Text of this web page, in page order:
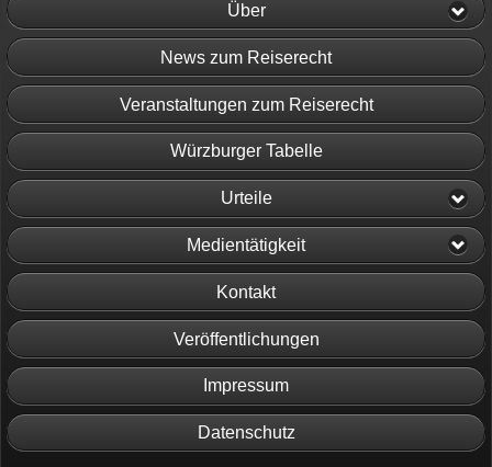
Über
News zum Reiserecht
Veranstaltungen zum Reiserecht
Würzburger Tabelle
Urteile
Medientätigkeit
Kontakt
Veröffentlichungen
Impressum
Datenschutz